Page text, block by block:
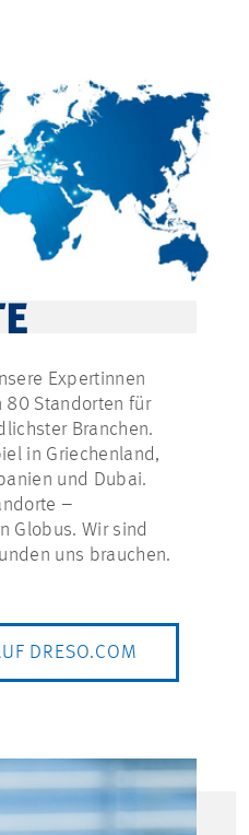
Expertinnen
80 Standorten für
Branchen.
in Griechenland,
und Dubai.
–
Globus. Wir sind
uns brauchen.
DRESO.COM